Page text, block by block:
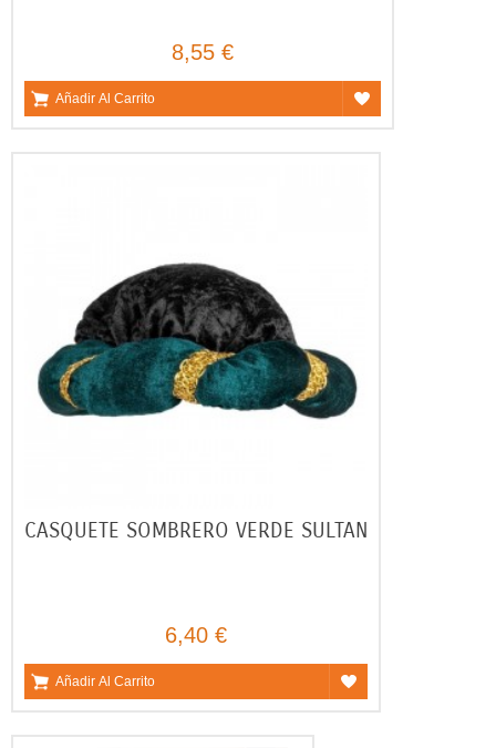
8,55 €
Añadir Al Carrito
CASQUETE SOMBRERO VERDE SULTAN
6,40 €
Añadir Al Carrito